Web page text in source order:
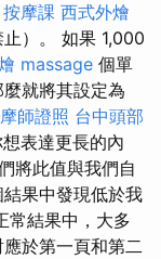
按摩課 西式外燴
）。 如果 1,000
massage 個單
就將其設定為
師證照 台中頭部
表達更長的內
將此值與我們自
果中發現低於我
常結果中，大多
於第一頁和第二